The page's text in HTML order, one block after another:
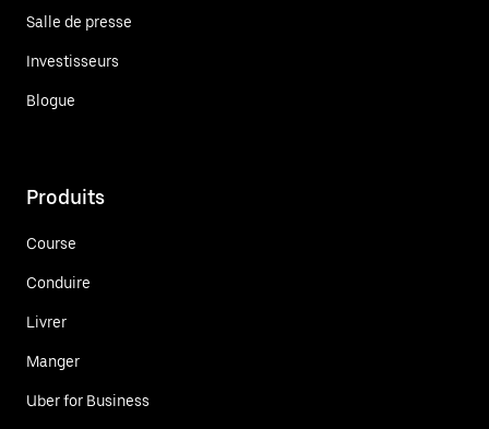
Salle de presse
Investisseurs
Blogue
Produits
Course
Conduire
Livrer
Manger
Uber for Business